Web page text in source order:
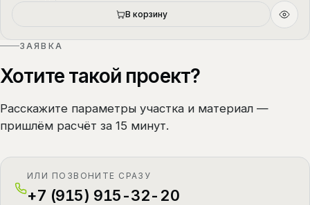
В корзину
ЗАЯВКА
Хотите такой проект?
Расскажите параметры участка и материал —
пришлём расчёт за 15 минут.
ИЛИ ПОЗВОНИТЕ СРАЗУ
+7 (915) 915-32-20